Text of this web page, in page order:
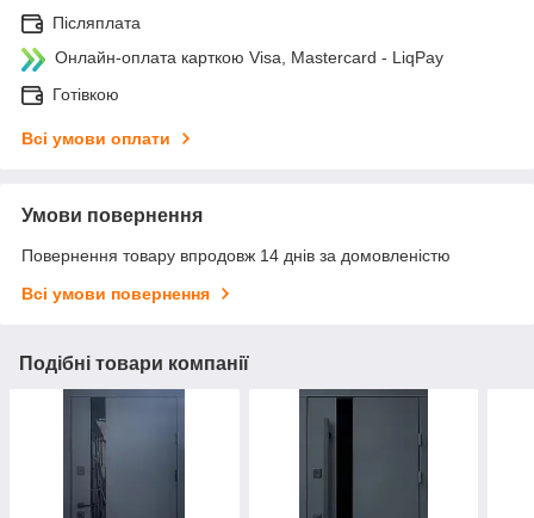
Післяплата
Онлайн-оплата карткою Visa, Mastercard - LiqPay
Готівкою
Всі умови оплати
Умови повернення
Повернення товару впродовж 14 днів за домовленістю
Всі умови повернення
Подібні товари компанії